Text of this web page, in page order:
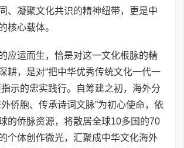
、凝聚文化共识的精神纽带，更是中
核心载体。
应运而生，恰是对这一文化根脉的精
耕，是对“把中华优秀传统文化一代一
示的忠实践行。自筹建之初，海外分
侨胞、传承诗词文脉”为初心使命，依
的侨脉资源，将散居全球10多国的70
个体创作微光，汇聚成中华文化海外